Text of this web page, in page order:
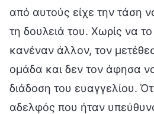
από αυτούς είχε την τάση
τη δουλειά του. Χωρίς να
κανέναν άλλον, τον
ομάδα και δεν τον άφησα
διάδοση του ευαγγελίου.
αδελφός που ήταν